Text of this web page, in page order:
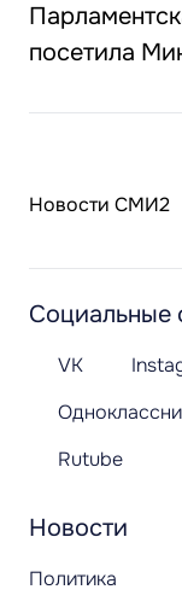
посетила
Новости СМИ2
Новости
Политика
Социальные
VK
Rutube